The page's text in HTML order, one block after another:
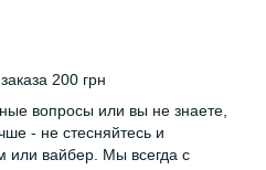
200 грн
вопросы или вы не знаете,
- не стесняйтесь и
или вайбер. Мы всегда с